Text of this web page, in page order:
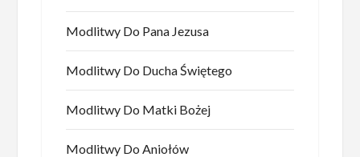
Modlitwy Do Pana Jezusa
Modlitwy Do Ducha Świętego
Modlitwy Do Matki Bożej
Modlitwy Do Aniołów